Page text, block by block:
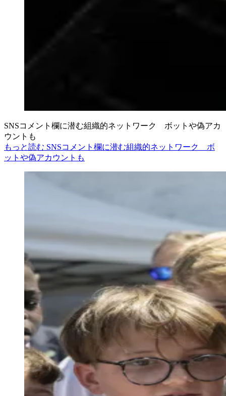
SNSコメント欄に潜む組織的ネットワーク ボットや偽アカ
ウントも
もっと読む SNSコメント欄に潜む組織的ネットワーク ボ
ットや偽アカウントも